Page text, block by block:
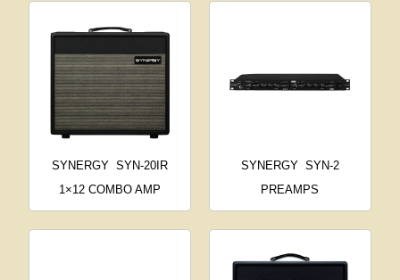
SYNERGY SYN-20IR
1×12 COMBO AMP
SYNERGY SYN-2
PREAMPS